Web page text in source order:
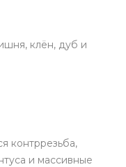
клён, дуб и
контррезьба,
и массивные